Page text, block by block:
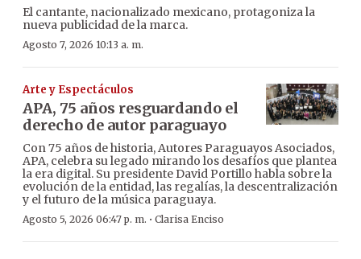
El cantante, nacionalizado mexicano, protagoniza la
nueva publicidad de la marca.
Agosto 7, 2026 10:13 a. m.
Arte y Espectáculos
APA, 75 años resguardando el
derecho de autor paraguayo
Con 75 años de historia, Autores Paraguayos Asociados,
APA, celebra su legado mirando los desafíos que plantea
la era digital. Su presidente David Portillo habla sobre la
evolución de la entidad, las regalías, la descentralización
y el futuro de la música paraguaya.
Agosto 5, 2026 06:47 p. m. · Clarisa Enciso